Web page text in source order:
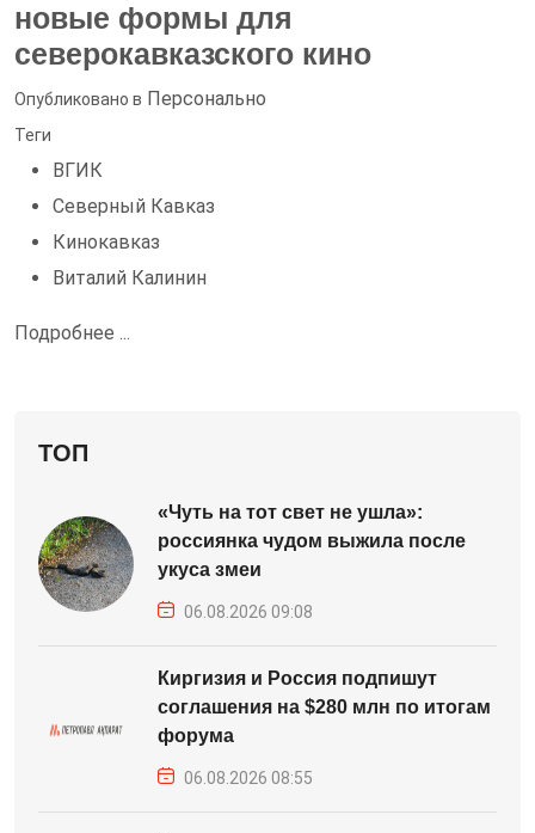
новые формы для
северокавказского кино
Опубликовано в Персонально
Теги
ВГИК
Северный Кавказ
Кинокавказ
Виталий Калинин
Подробнее ...
ТОП
«Чуть на тот свет не ушла»:
россиянка чудом выжила после
укуса змеи
06.08.2026 09:08
Киргизия и Россия подпишут
соглашения на $280 млн по итогам
форума
06.08.2026 08:55